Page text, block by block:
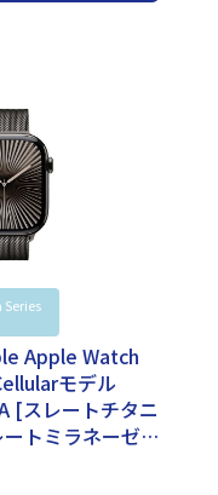
Series
Apple Watch
モデル
[スレートチタニ
トミラネーゼ